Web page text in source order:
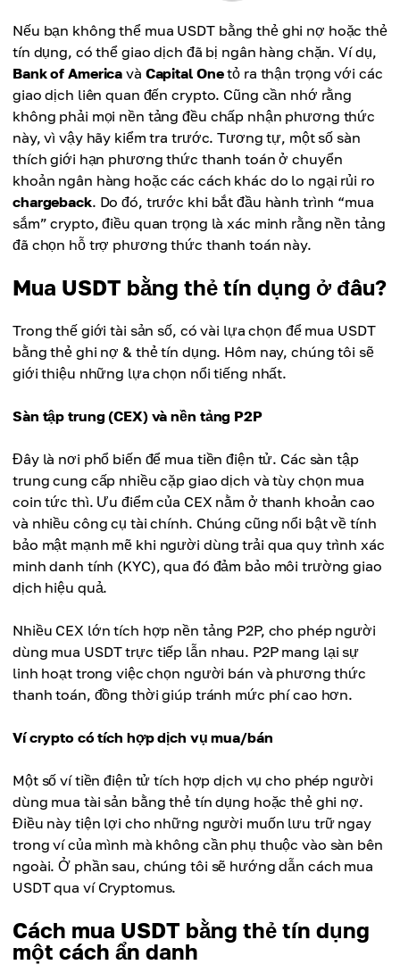
Nếu bạn không thể mua USDT bằng thẻ ghi nợ hoặc thẻ
tín dụng, có thể giao dịch đã bị ngân hàng chặn. Ví dụ,
Bank of America và Capital Onetỏ ra thận trọng với các
giao dịch liên quan đến crypto. Cũng cần nhớ rằng
không phải mọi nền tảng đều chấp nhận phương thức
này, vì vậy hãy kiểm tra trước. Tương tự, một số sàn
thích giới hạn phương thức thanh toán ở chuyển
khoản ngân hàng hoặc các cách khác do lo ngại rủi ro
chargeback. Do đó, trước khi bắt đầu hành trình “mua
sắm” crypto, điều quan trọng là xác minh rằng nền tảng
đã chọn hỗ trợ phương thức thanh toán này.
Mua USDT bằng thẻ tín dụng ở đâu?
Trong thế giới tài sản số, có vài lựa chọn để mua USDT
bằng thẻ ghi nợ & thẻ tín dụng. Hôm nay, chúng tôi sẽ
giới thiệu những lựa chọn nổi tiếng nhất.
Sàn tập trung (CEX) và nền tảng P2P
Đây là nơi phổ biến để mua tiền điện tử. Các sàn tập
trung cung cấp nhiều cặp giao dịch và tùy chọn mua
coin tức thì. Ưu điểm của CEX nằm ở thanh khoản cao
và nhiều công cụ tài chính. Chúng cũng nổi bật về tính
bảo mật mạnh mẽ khi người dùng trải qua quy trình xác
minh danh tính (KYC), qua đó đảm bảo môi trường giao
dịch hiệu quả.
Nhiều CEX lớn tích hợp nền tảng P2P, cho phép người
dùng mua USDT trực tiếp lẫn nhau. P2P mang lại sự
linh hoạt trong việc chọn người bán và phương thức
thanh toán, đồng thời giúp tránh mức phí cao hơn.
Ví crypto có tích hợp dịch vụ mua/bán
Một số ví tiền điện tử tích hợp dịch vụ cho phép người
dùng mua tài sản bằng thẻ tín dụng hoặc thẻ ghi nợ.
Điều này tiện lợi cho những người muốn lưu trữ ngay
trong ví của mình mà không cần phụ thuộc vào sàn bên
ngoài. Ở phần sau, chúng tôi sẽ hướng dẫn cách mua
USDT qua ví Cryptomus.
Cách mua USDT bằng thẻ tín dụng
một cách ẩn danh